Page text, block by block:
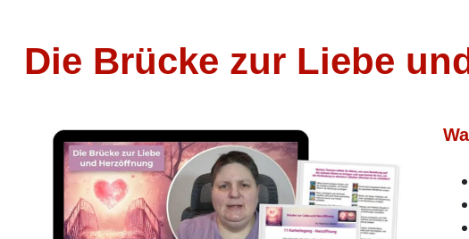
Die Brücke zur Liebe